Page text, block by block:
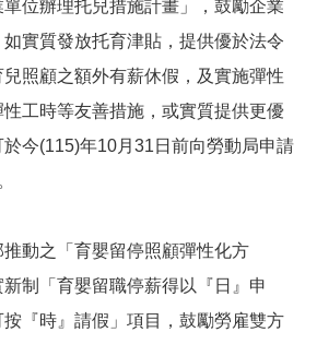
位辦理托兒措施計畫」，鼓勵企業
實質發放托育津貼，提供優於法令
照顧之額外有薪休假，及實施彈性
工時等友善措施，或實質提供更優
今(115)年10月31日前向勞動局申請
動之「育嬰留停照顧彈性化方
制「育嬰留職停薪得以『日』申
『時』請假」項目，鼓勵勞雇雙方